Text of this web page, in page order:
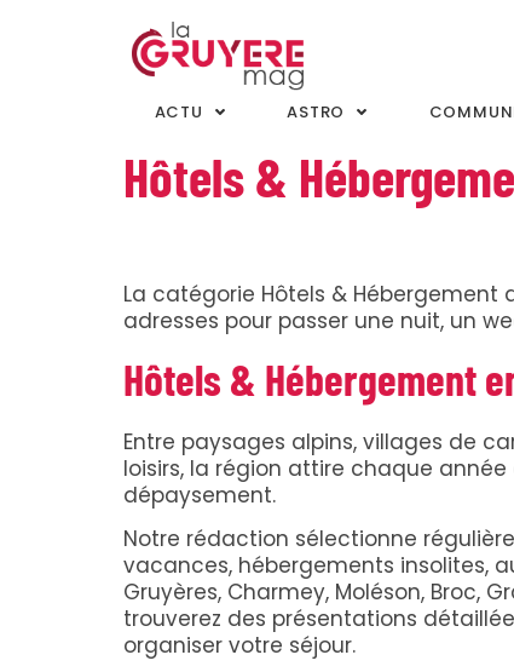
ACTU ASTRO
Hôtels &
La catégorie Hôtels & Hébergement
adresses pour passer une nuit, un
Hôtels & Hébergement
Entre paysages alpins, villages de
loisirs, la région attire chaque
dépaysement.
Notre rédaction sélectionne
vacances, hébergements insolites,
Gruyères, Charmey, Moléson, Broc,
trouverez des présentations
organiser votre séjour.